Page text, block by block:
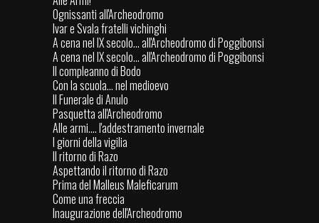
Ognissanti all'Archeodromo
Ivar e Svala fratelli vichinghi
A cena nel IX secolo... all'Archeodromo di Poggibonsi
A cena nel IX secolo... all'Archeodromo di Poggibonsi
Il compleanno di Bodo
Con la scuola… nel medioevo
Il Funerale di Anulo
Pasquetta all'Archeodromo
Alle armi.... l'addestramento invernale
I giorni della vigilia
Il ritorno di Razo
Aspettando il ritorno di Razo
Prima del Malleus Maleficarum
Come una freccia
Inaugurazione dell'Archeodromo